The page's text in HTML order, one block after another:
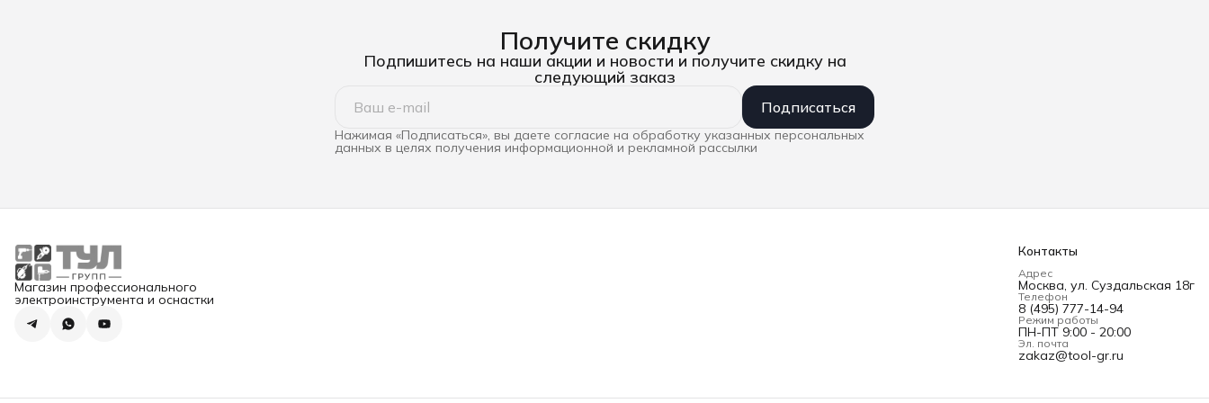
Получите скидку
Подпишитесь на наши акции и новости и получите скидку на
следующий заказ
Подписаться
Нажимая «Подписаться», вы даете согласие на обработку указанных персональных
данных в целях получения информационной и рекламной рассылки
Магазин профессионального
электроинструмента и оснастки
Контакты
Адрес
Москва, ул. Суздальская 18г
Телефон
8 (495) 777-14-94
Режим работы
ПН-ПТ 9:00 - 20:00
Эл. почта
zakaz@tool-gr.ru